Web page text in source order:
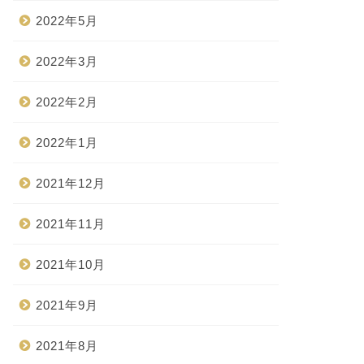
2022年5月
2022年3月
2022年2月
2022年1月
2021年12月
2021年11月
2021年10月
2021年9月
2021年8月